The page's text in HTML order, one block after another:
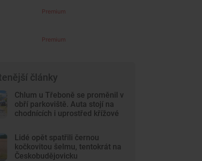
Premium
Premium
články
Chlum u Třeboně se proměnil v
obří parkoviště. Auta stojí na
chodnících i uprostřed křížové
Lidé opět spatřili černou
kočkovitou šelmu, tentokrát na
Českobudějovicku